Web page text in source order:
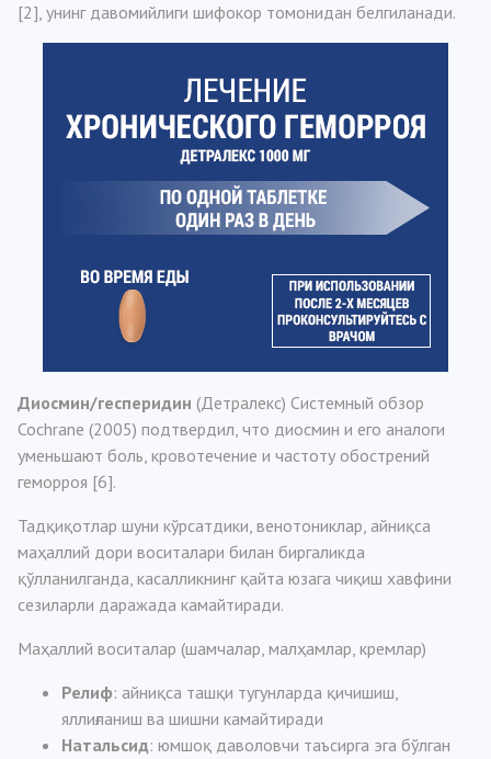
[2], унинг давомийлиги шифокор томонидан белгиланади.
Диосмин/гесперидин (Детралекс) Системный обзор
Cochrane (2005) подтвердил, что диосмин и его аналоги
уменьшают боль, кровотечение и частоту обострений
геморроя [6].
Тадқиқотлар шуни кўрсатдики, венотониклар, айниқса
маҳаллий дори воситалари билан биргаликда
қўлланилганда, касалликнинг қайта юзага чиқиш хавфини
сезиларли даражада камайтиради.
Маҳаллий воситалар (шамчалар, малҳамлар, кремлар)
Релиф: айниқса ташқи тугунларда қичишиш,
яллиғланиш ва шишни камайтиради
Натальсид: юмшоқ даволовчи таъсирга эга бўлган